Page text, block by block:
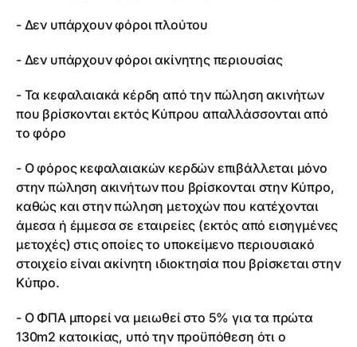
- Δεν υπάρχουν φόροι πλούτου
- Δεν υπάρχουν φόροι ακίνητης περιουσίας
- Τα κεφαλαιακά κέρδη από την πώληση ακινήτων
που βρίσκονται εκτός Κύπρου απαλλάσσονται από
το φόρο
- Ο φόρος κεφαλαιακών κερδών επιβάλλεται μόνο
στην πώληση ακινήτων που βρίσκονται στην Κύπρο,
καθώς και στην πώληση μετοχών που κατέχονται
άμεσα ή έμμεσα σε εταιρείες (εκτός από εισηγμένες
μετοχές) στις οποίες το υποκείμενο περιουσιακό
στοιχείο είναι ακίνητη ιδιοκτησία που βρίσκεται στην
Κύπρο.
- Ο ΦΠΑ μπορεί να μειωθεί στο 5% για τα πρώτα
130m2 κατοικίας, υπό την προϋπόθεση ότι ο